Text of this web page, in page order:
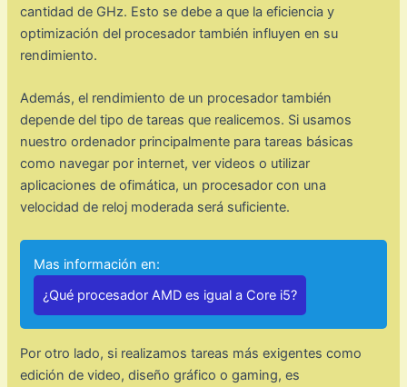
cantidad de GHz. Esto se debe a que la eficiencia y
optimización del procesador también influyen en su
rendimiento.
Además, el rendimiento de un procesador también
depende del tipo de tareas que realicemos. Si usamos
nuestro ordenador principalmente para tareas básicas
como navegar por internet, ver videos o utilizar
aplicaciones de ofimática, un procesador con una
velocidad de reloj moderada será suficiente.
Mas información en:
¿Qué procesador AMD es igual a Core i5?
Por otro lado, si realizamos tareas más exigentes como
edición de video, diseño gráfico o gaming, es